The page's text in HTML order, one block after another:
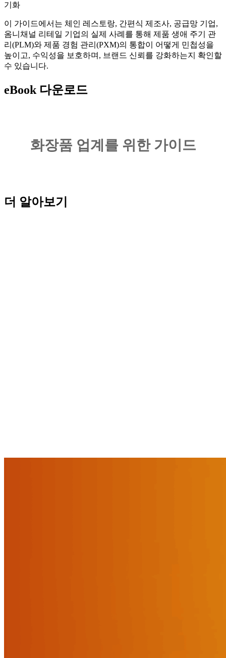
기화
이 가이드에서는 체인 레스토랑, 간편식 제조사, 공급망 기업,
옴니채널 리테일 기업의 실제 사례를 통해 제품 생애 주기 관
리(PLM)와 제품 경험 관리(PXM)의 통합이 어떻게 민첩성을
높이고, 수익성을 보호하며, 브랜드 신뢰를 강화하는지 확인할
수 있습니다.
eBook 다운로드
더 알아보기